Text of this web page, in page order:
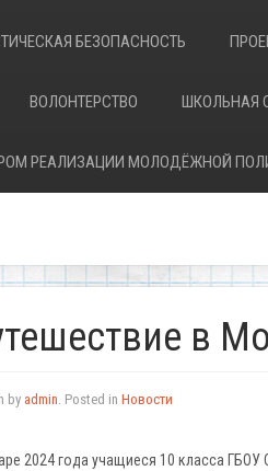
БЕЗОПАСНОСТЬ
ВОЛОНТЕРСТВО ШКОЛЬНАЯ
РЕАЛИЗАЦИИ МОЛОДЁЖНОЙ
в
by admin. Posted in Новости
2024 года учащиеся 10 класса ГБОУ